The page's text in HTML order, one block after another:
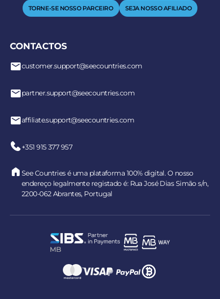
TORNE-SE NOSSO PARCEIRO SEJA NOSSO AFILIADO
CONTACTOS
customer.support@seecountries.com
partner.support@seecountries.com
affiliate.support@seecountries.com
+351 915 377 957
See Countries é uma plataforma 100% digital. O nosso
endereço legalmente registado é: Rua José Dias Simão s/n,
2200-062 Abrantes, Portugal